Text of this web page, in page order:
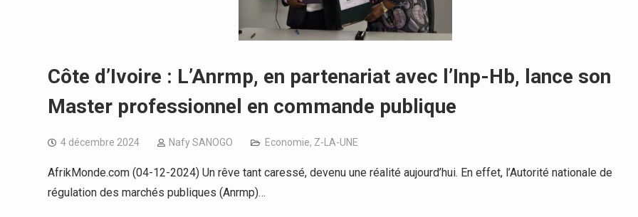
Côte d’Ivoire : L’Anrmp, en partenariat avec l’Inp-Hb, lance son
Master professionnel en commande publique
4 décembre 2024 Nafy SANOGO Economie, Z-LA-UNE
AfrikMonde.com (04-12-2024) Un rêve tant caressé, devenu une réalité aujourd’hui. En effet, l’Autorité nationale de
régulation des marchés publiques (Anrmp)…